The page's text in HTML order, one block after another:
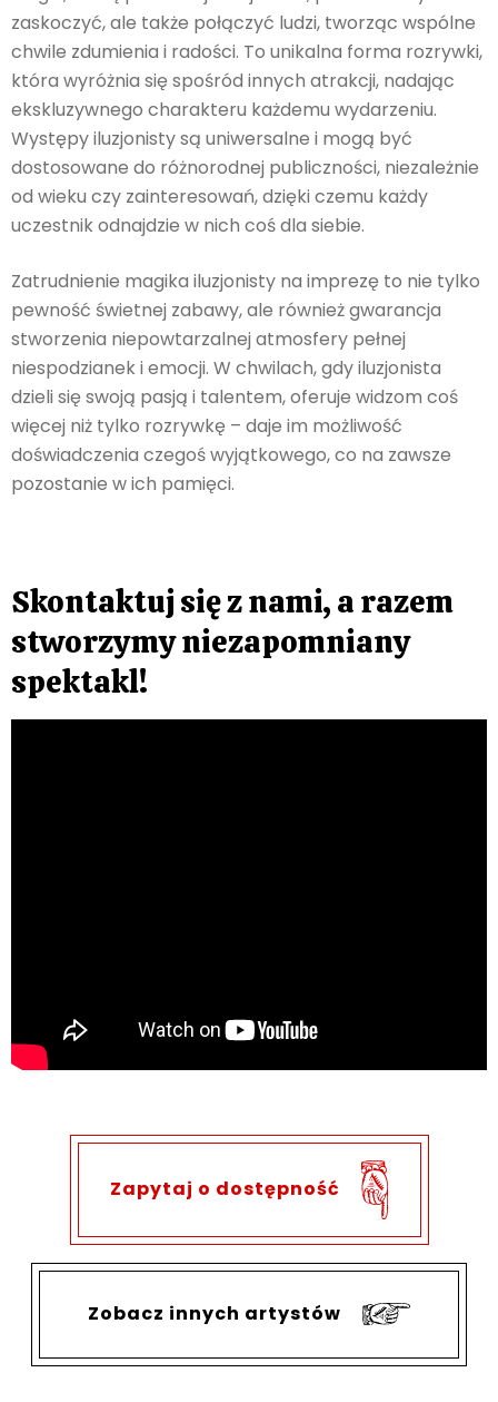
zaskoczyć, ale także połączyć ludzi, tworząc wspólne
chwile zdumienia i radości. To unikalna forma rozrywki,
która wyróżnia się spośród innych atrakcji, nadając
ekskluzywnego charakteru każdemu wydarzeniu.
Występy iluzjonisty są uniwersalne i mogą być
dostosowane do różnorodnej publiczności, niezależnie
od wieku czy zainteresowań, dzięki czemu każdy
uczestnik odnajdzie w nich coś dla siebie.
Zatrudnienie magika iluzjonisty na imprezę to nie tylko
pewność świetnej zabawy, ale również gwarancja
stworzenia niepowtarzalnej atmosfery pełnej
niespodzianek i emocji. W chwilach, gdy iluzjonista
dzieli się swoją pasją i talentem, oferuje widzom coś
więcej niż tylko rozrywkę – daje im możliwość
doświadczenia czegoś wyjątkowego, co na zawsze
pozostanie w ich pamięci.
Skontaktuj się z nami, a razem
stworzymy niezapomniany
spektakl!
Zapytaj o dostępność
Zobacz innych artystów